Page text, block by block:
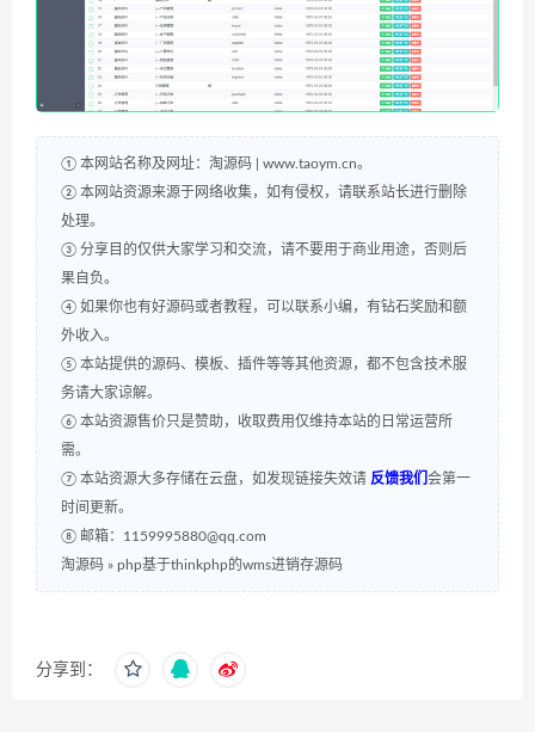
① 本网站名称及网址：淘源码 | www.taoym.cn。
② 本网站资源来源于网络收集，如有侵权，请联系站长进行删除
处理。
③ 分享目的仅供大家学习和交流，请不要用于商业用途，否则后
果自负。
④ 如果你也有好源码或者教程，可以联系小编，有钻石奖励和额
外收入。
⑤ 本站提供的源码、模板、插件等等其他资源，都不包含技术服
务请大家谅解。
⑥ 本站资源售价只是赞助，收取费用仅维持本站的日常运营所
需。
⑦ 本站资源大多存储在云盘，如发现链接失效请 反馈我们 会第一
时间更新。
⑧ 邮箱：1159995880@qq.com
淘源码 » php基于thinkphp的wms进销存源码
分享到：